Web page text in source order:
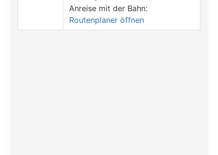
Anreise mit der Bahn:
Routenplaner öffnen